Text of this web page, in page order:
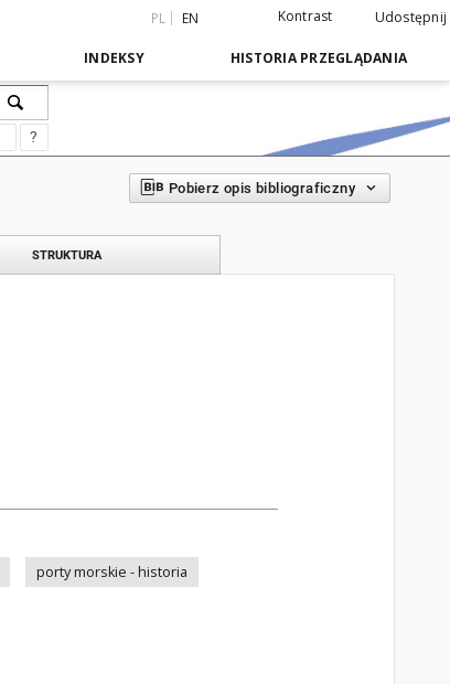
PL EN Kontrast Udostępnij
INDEKSY HISTORIA PRZEGLĄDANIA
?
Pobierz opis bibliograficzny
STRUKTURA
porty morskie - historia